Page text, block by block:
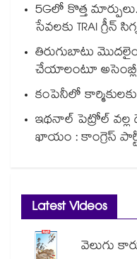
5Gలో కొత్త
సేవలకు TRAI గ్రీన్
తిరుగుబాటు
చేయాలంటూ
కంపెనీలో
ఇథనాల్ పెట్రోల్
ఖాయం : కాంగ్రెస్
Latest Videos
వెలుగు